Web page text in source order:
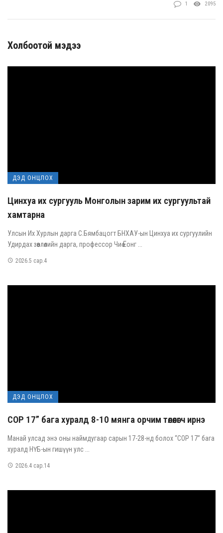
1 2095
Холбоотой мэдээ
ДЭД ОНЦЛОХ
Цинхуа их сургууль Монголын зарим их сургуультай
хамтарна
Улсын Их Хурлын дарга С.Бямбацогт БНХАУ-ын Цинхуа их сургуулийн
Удирдах зөвлөлийн дарга, профессор Чиө Ёонг ...
2026.5 сар.4
ДЭД ОНЦЛОХ
COP 17” бага хуралд 8-10 мянга орчим төлөөлөгч ирнэ
Манай улсад энэ оны наймдугаар сарын 17-28-нд болох “COP 17” бага
хуралд НҮБ-ын гишүүн улс ...
2026.4 сар.14